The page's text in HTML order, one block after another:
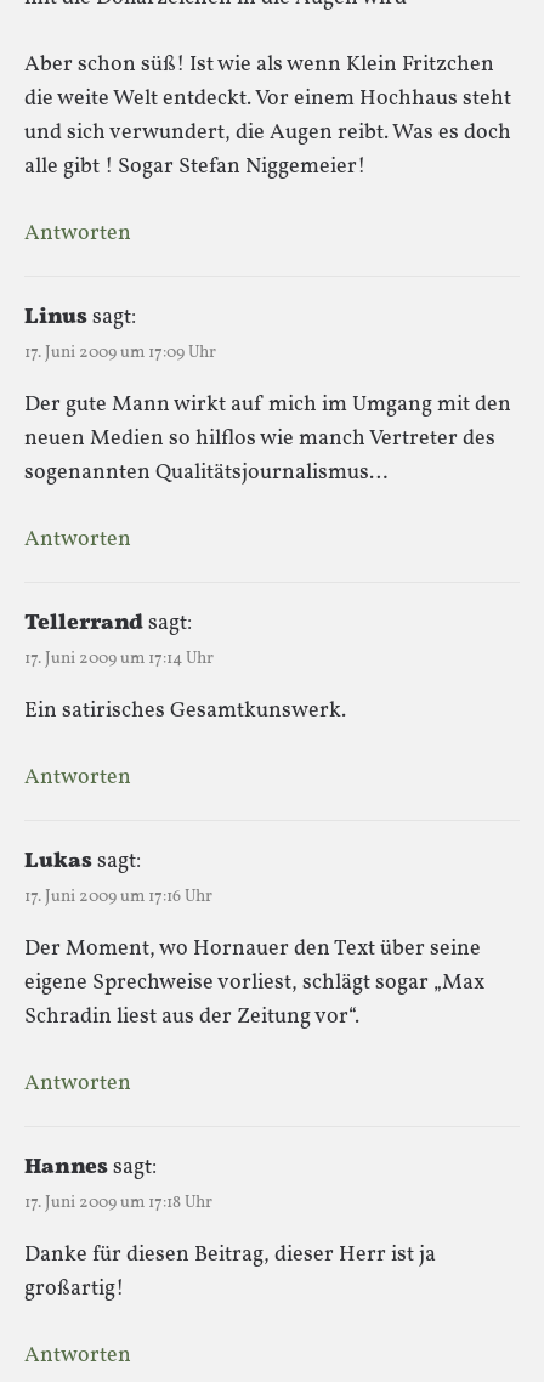
Aber schon süß! Ist wie als wenn Klein Fritzchen
die weite Welt entdeckt. Vor einem Hochhaus steht
und sich verwundert, die Augen reibt. Was es doch
alle gibt ! Sogar Stefan Niggemeier!
Antworten
Linussagt:
17. Juni 2009 um 17:09 Uhr
Der gute Mann wirkt auf mich im Umgang mit den
neuen Medien so hilflos wie manch Vertreter des
sogenannten Qualitätsjournalismus…
Antworten
Tellerrandsagt:
17. Juni 2009 um 17:14 Uhr
Ein satirisches Gesamtkunswerk.
Antworten
Lukassagt:
17. Juni 2009 um 17:16 Uhr
Der Moment, wo Hornauer den Text über seine
eigene Sprechweise vorliest, schlägt sogar „Max
Schradin liest aus der Zeitung vor“.
Antworten
Hannessagt:
17. Juni 2009 um 17:18 Uhr
Danke für diesen Beitrag, dieser Herr ist ja
großartig!
Antworten